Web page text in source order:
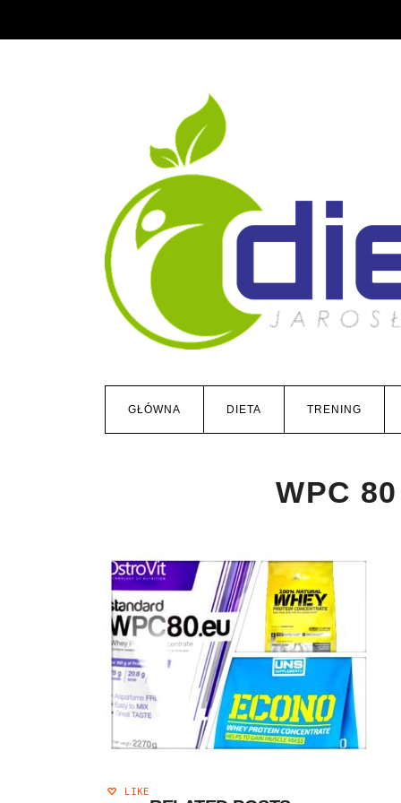
GŁÓWNA DIETA TRENING
WPC
LIKE